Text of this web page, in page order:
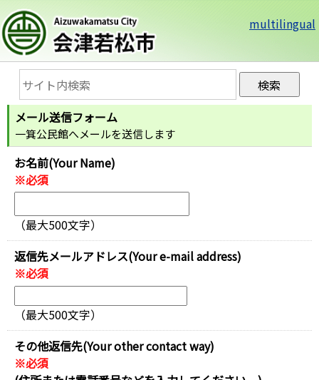
multilingual
メール送信フォーム
一箕公民館へメールを送信します
お名前(Your Name)
※必須
（最大500文字）
返信先メールアドレス(Your e-mail address)
※必須
（最大500文字）
その他返信先(Your other contact way)
※必須